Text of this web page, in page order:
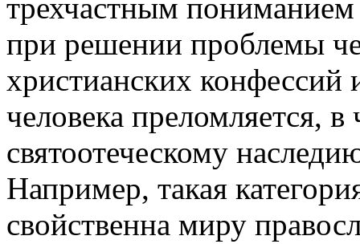
трехчастным пониманием
при решении проблемы
христианских
человека преломляется,
святоотеческому
Например, такая
свойственна миру